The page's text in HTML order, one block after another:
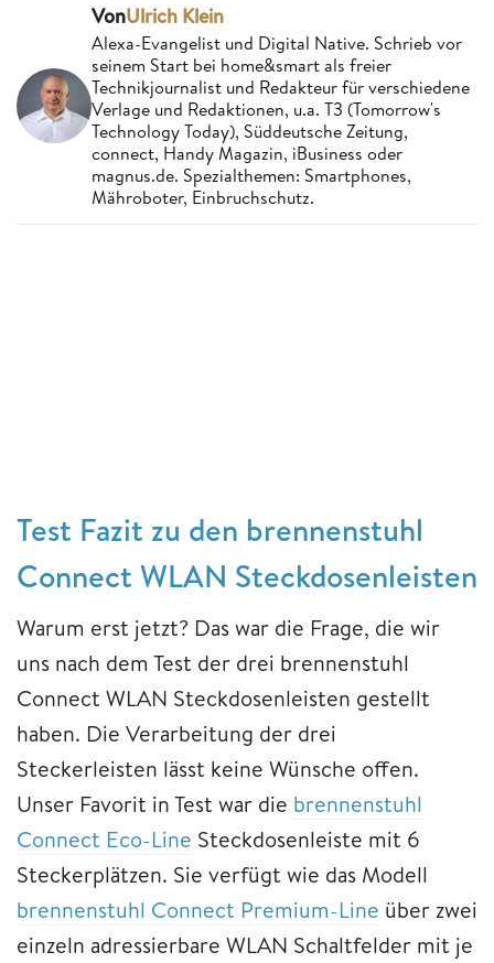
VonUlrich Klein
Alexa-Evangelist und Digital Native. Schrieb vor
seinem Start bei home&smart als freier
Technikjournalist und Redakteur für verschiedene
Verlage und Redaktionen, u.a. T3 (Tomorrow's
Technology Today), Süddeutsche Zeitung,
connect, Handy Magazin, iBusiness oder
magnus.de. Spezialthemen: Smartphones,
Mähroboter, Einbruchschutz.
Test Fazit zu den brennenstuhl
Connect WLAN Steckdosenleisten
Warum erst jetzt? Das war die Frage, die wir
uns nach dem Test der drei brennenstuhl
Connect WLAN Steckdosenleisten gestellt
haben. Die Verarbeitung der drei
Steckerleisten lässt keine Wünsche offen.
Unser Favorit in Test war die brennenstuhl
Connect Eco-Line Steckdosenleiste mit 6
Steckerplätzen. Sie verfügt wie das Modell
brennenstuhl Connect Premium-Line über zwei
einzeln adressierbare WLAN Schaltfelder mit je